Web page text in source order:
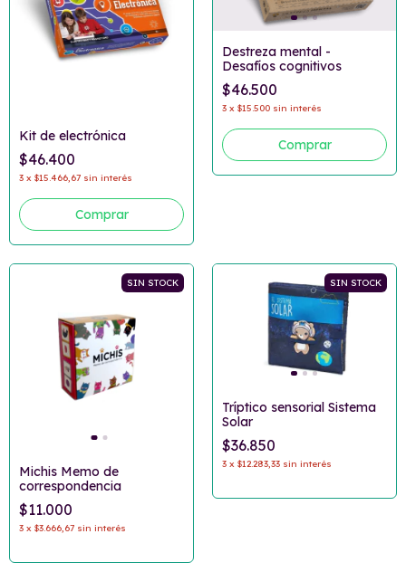
Kit de electrónica
$46.400
3 x $15.466,67 sin interés
Destreza mental -
Desafíos cognitivos
$46.500
3 x $15.500 sin interés
SIN STOCK
Michis Memo de
correspondencia
$11.000
3 x $3.666,67 sin interés
SIN STOCK
Tríptico sensorial Sistema
Solar
$36.850
3 x $12.283,33 sin interés